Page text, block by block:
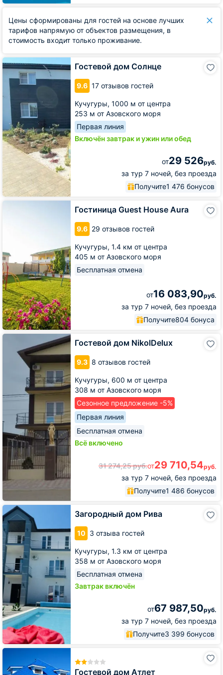
Цены сформированы для гостей на основе лучших
тарифов напрямую от объектов размещения, в
стоимость входит только проживание.
Гостевой дом Солнце
9.6 17 отзывов гостей
Кучугуры, 1000 м от центра
253 м от Азовского моря
Первая линия
Включён завтрак и ужин или обед
от29 526руб.
за тур 7 ночей, без проезда
Получите1 476 бонусов
Гостевой
дом
Солнце
Гостиница Guest House Aura
9.6 29 отзывов гостей
Кучугуры, 1.4 км от центра
405 м от Азовского моря
Бесплатная отмена
от16 083,90руб.
за тур 7 ночей, без проезда
Получите804 бонуса
Гостевой дом NikolDelux
9.3 8 отзывов гостей
Кучугуры, 600 м от центра
308 м от Азовского моря
Сезонное предложение -5%
Первая линия
Бесплатная отмена
Всё включено
31 274,25руб.от29 710,54руб.
за тур 7 ночей, без проезда
Получите1 486 бонусов
Гостевой
NikolDelux
Загородный дом Рива
10 3 отзыва гостей
Кучугуры, 1.3 км от центра
358 м от Азовского моря
Бесплатная отмена
Завтрак включён
от67 987,50руб.
за тур 7 ночей, без проезда
Получите3 399 бонусов
Загородный
дом
Рива
Гостевой дом Атлет
Гостевой
Атлет